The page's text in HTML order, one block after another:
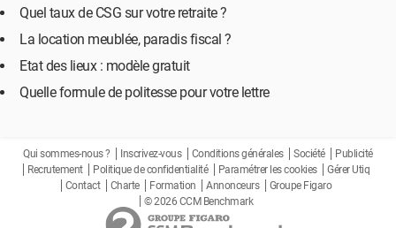
Quel taux de CSG sur votre retraite ?
La location meublée, paradis fiscal ?
Etat des lieux : modèle gratuit
Quelle formule de politesse pour votre lettre
Qui sommes-nous ? Inscrivez-vous Conditions générales Société
Publicité
Recrutement
Politique de confidentialité Paramétrer les cookies
Gérer Utiq
Contact
Charte Formation Annonceurs
Groupe Figaro
© 2026 CCM Benchmark